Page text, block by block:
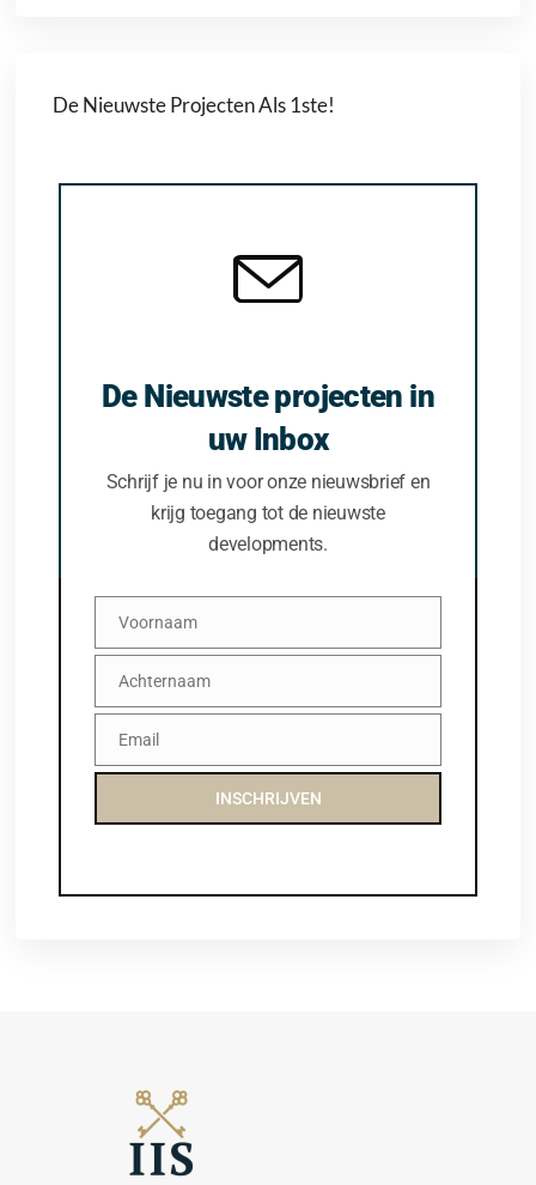
De Nieuwste Projecten Als 1ste!
De Nieuwste projecten in
uw Inbox
Schrijf je nu in voor onze nieuwsbrief en
krijg toegang tot de nieuwste
developments.
Voornaam
Voornaam
Achternaam
Achternaam
EmailEmail
INSCHRIJVEN